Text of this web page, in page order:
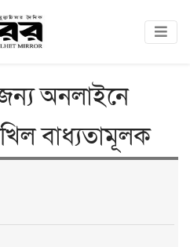
অনলাইনে
বাধ্যতামূলক